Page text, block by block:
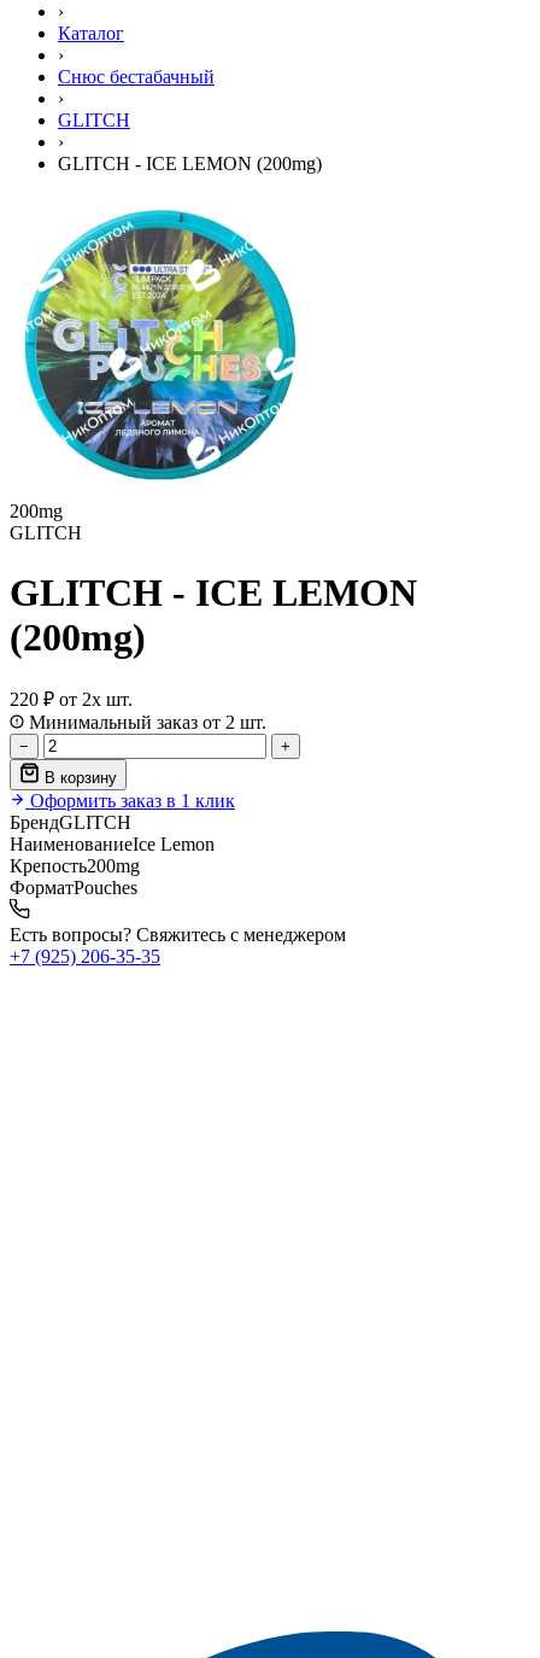
›
Каталог
›
Снюс бестабачный
›
GLITCH
›
GLITCH - ICE LEMON (200mg)
200mg
GLITCH
GLITCH - ICE LEMON
(200mg)
220 ₽ от 2х шт.
Минимальный заказ от 2 шт.
−
+
В корзину
Оформить заказ в 1 клик
БрендGLITCH
НаименованиеIce Lemon
Крепость200mg
ФорматPouches
Есть вопросы? Свяжитесь с менеджером
+7 (925) 206‑35‑35